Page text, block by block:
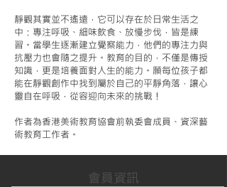
靜觀其實並不遙遠，它可以存在於日常生活之
中：專注呼吸、細味飲食、放慢步伐，皆是練
習。當學生逐漸建立覺察能力，他們的專注力與
抗壓力也會隨之提升。教育的目的，不僅是傳授
知識，更是培養面對人生的能力。願每位孩子都
能在靜觀創作中找到屬於自己的平靜角落，讓心
靈自在呼吸，從容迎向未來的挑戰！
作者為香港美術教育協會前執委會成員、資深藝
術教育工作者。
會員資訊